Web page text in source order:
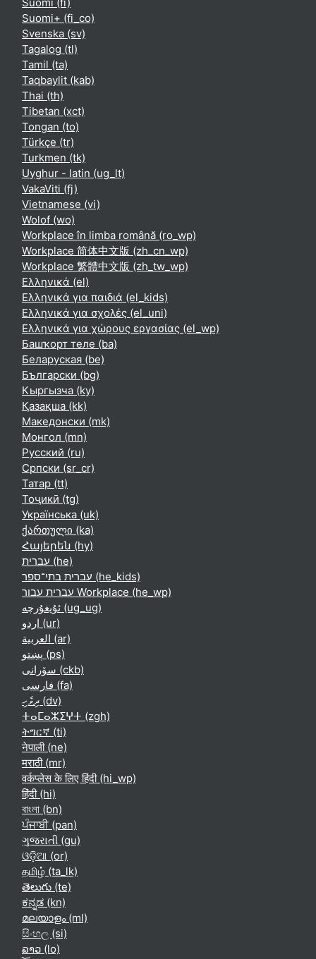
Suomi+ ‎(fi_co)‎
Svenska ‎(sv)‎
Tagalog ‎(tl)‎
Tamil ‎(ta)‎
Taqbaylit ‎(kab)‎
Thai ‎(th)‎
Tibetan ‎(xct)‎
Tongan ‎(to)‎
Türkçe ‎(tr)‎
Turkmen ‎(tk)‎
Uyghur - latin ‎(ug_lt)‎
VakaViti ‎(fj)‎
Vietnamese ‎(vi)‎
Wolof ‎(wo)‎
Workplace în limba română ‎(ro_wp)‎
Workplace 简体中文版 ‎(zh_cn_wp)‎
Workplace 繁體中文版 ‎(zh_tw_wp)‎
Ελληνικά ‎(el)‎
Ελληνικά για παιδιά ‎(el_kids)‎
Ελληνικά για σχολές ‎(el_uni)‎
Ελληνικά για χώρους εργασίας ‎(el_wp)‎
Башҡорт теле ‎(ba)‎
Беларуская ‎(be)‎
Български ‎(bg)‎
Кыргызча ‎(ky)‎
Қазақша ‎(kk)‎
Македонски ‎(mk)‎
Монгол ‎(mn)‎
Русский ‎(ru)‎
Српски ‎(sr_cr)‎
Татар ‎(tt)‎
Тоҷикӣ ‎(tg)‎
Українська ‎(uk)‎
ქართული ‎(ka)‎
Հայերեն ‎(hy)‎
עברית ‎(he)‎
עברית בתי־ספר ‎(he_kids)‎
עברית עבור Workplace ‎(he_wp)‎
ئۇيغۇرچە ‎(ug_ug)‎
اردو ‎(ur)‎
العربية ‎(ar)‎
پښتو ‎(ps)‎
سۆرانی ‎(ckb)‎
فارسی ‎(fa)‎
ދިވެހި ‎(dv)‎
ⵜⴰⵎⴰⵣⵉⵖⵜ ‎(zgh)‎
ትግርኛ ‎(ti)‎
नेपाली ‎(ne)‎
मराठी ‎(mr)‎
वर्कप्लेस के लिए हिंदी ‎(hi_wp)‎
हिंदी ‎(hi)‎
বাংলা ‎(bn)‎
ਪੰਜਾਬੀ ‎(pan)‎
ગુજરાતી ‎(gu)‎
ଓଡ଼ିଆ ‎(or)‎
தமிழ் ‎(ta_lk)‎
తెలుగు ‎(te)‎
ಕನ್ನಡ ‎(kn)‎
മലയാളം ‎(ml)‎
සිංහල ‎(si)‎
ລາວ ‎(lo)‎